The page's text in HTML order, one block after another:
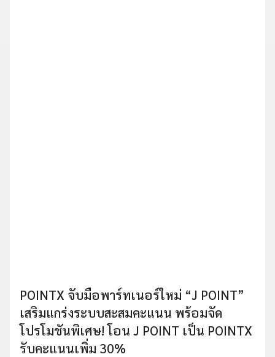
POINTX จับมือพาร์ทเนอร์ใหม่ “J POINT”
เสริมแกร่งระบบสะสมคะแนน พร้อมจัด
โปรโมชันพิเศษ! โอน J POINT เป็น POINTX
รับคะแนนเพิ่ม 30%